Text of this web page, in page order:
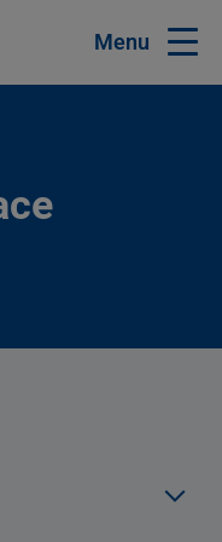
Menu